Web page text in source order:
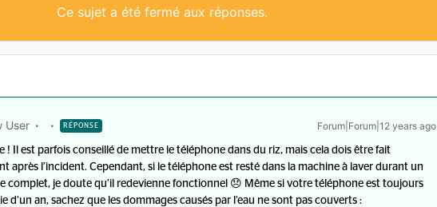
Ce sujet a été fermé aux réponses.
User RÉPONSE Forum|Forum|12 years ago
! Il est parfois conseillé de mettre le téléphone dans du riz, mais cela dois être fait
après l’incident. Cependant, si le téléphone est resté dans la machine à laver durant un
complet, je doute qu’il redevienne fonctionnel 😞 Même si votre téléphone est toujours
d’un an, sachez que les dommages causés par l’eau ne sont pas couverts :